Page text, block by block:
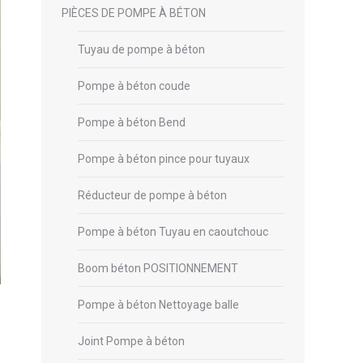
PIÈCES DE POMPE À BÉTON
Tuyau de pompe à béton
Pompe à béton coude
Pompe à béton Bend
Pompe à béton pince pour tuyaux
Réducteur de pompe à béton
Pompe à béton Tuyau en caoutchouc
Boom béton POSITIONNEMENT
Pompe à béton Nettoyage balle
Joint Pompe à béton